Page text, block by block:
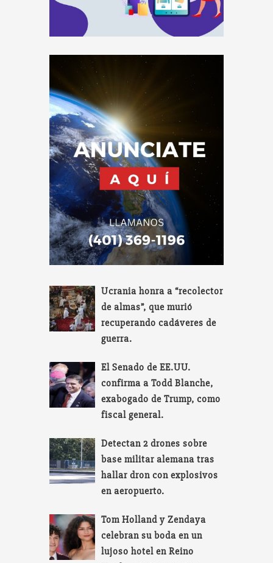
Ucrania honra a “recolector
de almas”, que murió
recuperando cadáveres de
guerra.
El Senado de EE.UU.
confirma a Todd Blanche,
exabogado de Trump, como
fiscal general.
Detectan 2 drones sobre
base militar alemana tras
hallar dron con explosivos
en aeropuerto.
Tom Holland y Zendaya
celebran su boda en un
lujoso hotel en Reino